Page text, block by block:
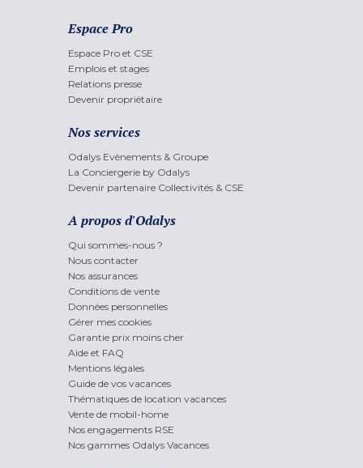
Espace Pro
Espace Pro et CSE
Emplois et stages
Relations presse
Devenir propriétaire
Nos services
Odalys Evènements & Groupe
La Conciergerie by Odalys
Devenir partenaire Collectivités & CSE
A propos d'Odalys
Qui sommes-nous ?
Nous contacter
Nos assurances
Conditions de vente
Données personnelles
Gérer mes cookies
Garantie prix moins cher
Aide et FAQ
Mentions légales
Guide de vos vacances
Thématiques de location vacances
Vente de mobil-home
Nos engagements RSE
Nos gammes Odalys Vacances